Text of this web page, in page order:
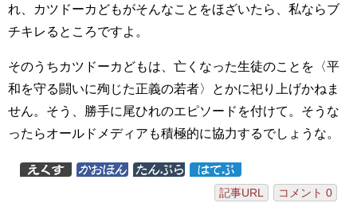
れ、カツドーカどもがそんなことをほざいたら、私ならブ
チキレるところですよ。
そのうちカツドーカどもは、亡くなった生徒のことを〈平
和を守る闘いに殉じた正義の若者〉とかに祀り上げかねま
せん。そう、勝手に尾ひれのエピソードを付けて。そうな
ったらオールドメディアも積極的に協力するでしょうな。
記事URL
コメント 0